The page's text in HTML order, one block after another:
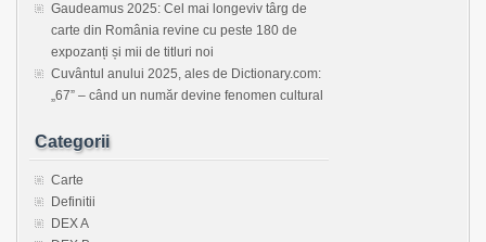
Gaudeamus 2025: Cel mai longeviv târg de
carte din România revine cu peste 180 de
expozanți și mii de titluri noi
Cuvântul anului 2025, ales de Dictionary.com:
„67” – când un număr devine fenomen cultural
Categorii
Carte
Definitii
DEX A